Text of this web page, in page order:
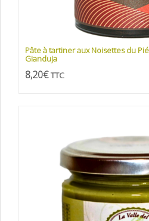
Pâte à tartiner aux Noisettes du
Gianduja
8,20€ TTC